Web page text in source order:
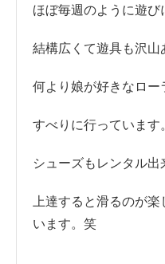
ほぼ毎週のように遊び
結構広くて遊具も沢山
何より娘が好きなロー
すべりに行っています
シューズもレンタル出
上達すると滑るのが
います。笑